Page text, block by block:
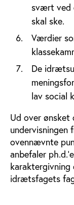
svært ved
skal ske.
Værdier
De
lav social
Ud over
ovennævnte
anbefaler
idrætsfagets